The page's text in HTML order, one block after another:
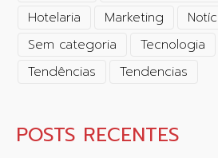
Hotelaria
Marketing
Sem categoria
Tecnologia
Tendências
Tendencias
POSTS RECENTES